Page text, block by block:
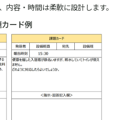
内容・時間は柔軟に設計します。
ード例